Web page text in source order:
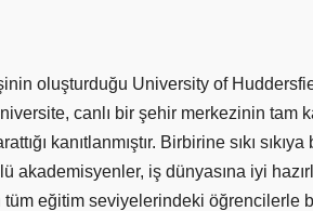
oluşturduğu University of
canlı bir şehir merkezinin tam
kanıtlanmıştır. Birbirine sıkı
akademisyenler, iş dünyasına iyi
eğitim seviyelerindeki öğrencilerle